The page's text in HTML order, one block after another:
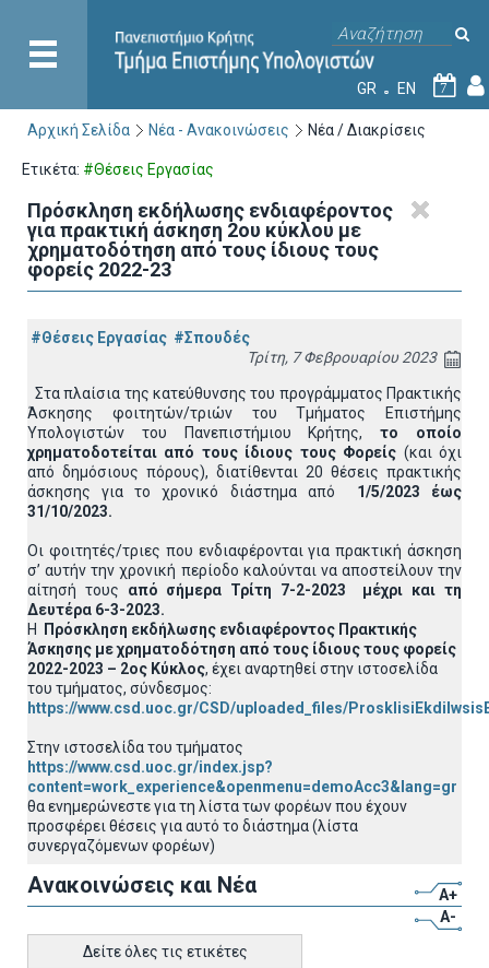
GR EN 7
Αρχική Σελίδα Νέα - Ανακοινώσεις Νέα / Διακρίσεις
Ετικέτα: #Θέσεις Εργασίας
Πρόσκληση εκδήλωσης ενδιαφέροντος
για πρακτική άσκηση 2ου κύκλου με
χρηματοδότηση από τους ίδιους τους
φορείς 2022-23
#Θέσεις Εργασίας #Σπουδές
Τρίτη, 7 Φεβρουαρίου 2023
Στα πλαίσια της κατεύθυνσης του προγράμματος Πρακτικής
Άσκησης φοιτητών/τριών του Τμήματος Επιστήμης
Υπολογιστών του Πανεπιστήμιου Κρήτης,το οποίο
χρηματοδοτείται από τους ίδιους τους Φορείς (και όχι
από δημόσιους πόρους), διατίθενται 20 θέσεις πρακτικής
άσκησης για το χρονικό διάστημα από
1/5/2023 έως
31/10/2023.
Οι φοιτητές/τριες που ενδιαφέρονται για πρακτική άσκηση
σ’ αυτήν την χρονική περίοδο καλούνται να αποστείλουν την
αίτησή τους από σήμερα Τρίτη 7-2-2023 μέχρι και τη
Δευτέρα 6-3-2023.
Η
Πρόσκληση εκδήλωσης ενδιαφέροντος Πρακτικής
Άσκησης με χρηματοδότηση από τους ίδιους τους φορείς
2022-2023 – 2ος Κύκλος, έχει αναρτηθεί στην ιστοσελίδα
του τμήματος, σύνδεσμος:
https://www.csd.uoc.gr/CSD/uploaded_files/
Στην ιστοσελίδα του τμήματος
https://www.csd.uoc.gr/index.jsp?
content=work_experience&openmenu=demoAcc3&lang=gr
θα ενημερώνεστε για τη λίστα των φορέων που έχουν
προσφέρει θέσεις για αυτό το διάστημα (λίστα
συνεργαζόμενων φορέων)
Ανακοινώσεις και Νέα
A+
A-
Δείτε όλες τις ετικέτες